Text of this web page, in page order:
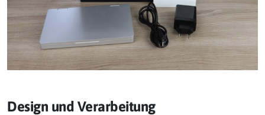
Design und Verarbeitung